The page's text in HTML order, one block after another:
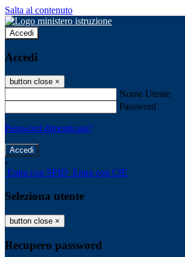
Salta al contenuto
Accedi
Accedi
button close ×
Nome Utente
Password
Password dimenticata?
-
Entra con SPID Entra con CIE
Seleziona utente
button close ×
Recupero password